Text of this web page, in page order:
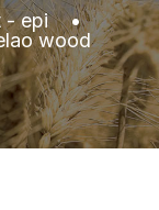
- epi•
wood